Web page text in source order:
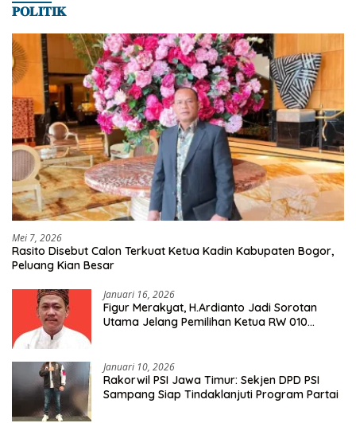
𝐏𝐎𝐋𝐈𝐓𝐈𝐊
Mei 7, 2026
Rasito Disebut Calon Terkuat Ketua Kadin Kabupaten Bogor,
Peluang Kian Besar
Januari 16, 2026
Figur Merakyat, H.Ardianto Jadi Sorotan
Utama Jelang Pemilihan Ketua RW 010
Januari 10, 2026
Rakorwil PSI Jawa Timur: Sekjen DPD PSI
Sampang Siap Tindaklanjuti Program Partai